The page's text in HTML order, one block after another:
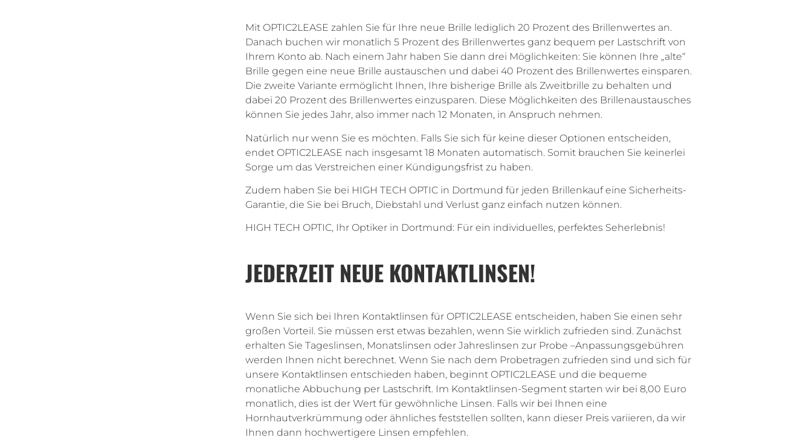
Mit OPTIC2LEASE zahlen Sie für Ihre neue Brille lediglich 20 Prozent des Brillenwertes an.
Danach buchen wir monatlich 5 Prozent des Brillenwertes ganz bequem per Lastschrift von
Ihrem Konto ab. Nach einem Jahr haben Sie dann drei Möglichkeiten: Sie können Ihre „alte“
Brille gegen eine neue Brille austauschen und dabei 40 Prozent des Brillenwertes einsparen.
Die zweite Variante ermöglicht Ihnen, Ihre bisherige Brille als Zweitbrille zu behalten und
dabei 20 Prozent des Brillenwertes einzusparen. Diese Möglichkeiten des Brillenaustausches
können Sie jedes Jahr, also immer nach 12 Monaten, in Anspruch nehmen.
Natürlich nur wenn Sie es möchten. Falls Sie sich für keine dieser Optionen entscheiden,
endet OPTIC2LEASE nach insgesamt 18 Monaten automatisch. Somit brauchen Sie keinerlei
Sorge um das Verstreichen einer Kündigungsfrist zu haben.
Zudem haben Sie bei HIGH TECH OPTIC in Dortmund für jeden Brillenkauf eine Sicherheits-
Garantie, die Sie bei Bruch, Diebstahl und Verlust ganz einfach nutzen können.
HIGH TECH OPTIC, Ihr Optiker in Dortmund: Für ein individuelles, perfektes Seherlebnis!
JEDERZEIT NEUE KONTAKTLINSEN!
Wenn Sie sich bei Ihren Kontaktlinsen für OPTIC2LEASE entscheiden, haben Sie einen sehr
großen Vorteil. Sie müssen erst etwas bezahlen, wenn Sie wirklich zufrieden sind. Zunächst
erhalten Sie Tageslinsen, Monatslinsen oder Jahreslinsen zur Probe –Anpassungsgebühren
werden Ihnen nicht berechnet. Wenn Sie nach dem Probetragen zufrieden sind und sich für
unsere Kontaktlinsen entschieden haben, beginnt OPTIC2LEASE und die bequeme
monatliche Abbuchung per Lastschrift. Im Kontaktlinsen-Segment starten wir bei 8,00 Euro
monatlich, dies ist der Wert für gewöhnliche Linsen. Falls wir bei Ihnen eine
Hornhautverkrümmung oder ähnliches feststellen sollten, kann dieser Preis variieren, da wir
Ihnen dann hochwertigere Linsen empfehlen.